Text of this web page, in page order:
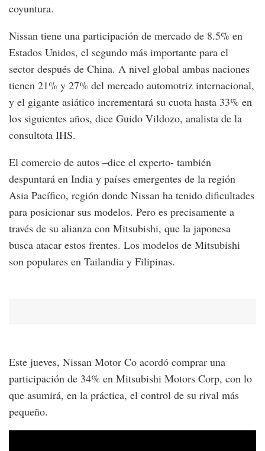
coyuntura.
Nissan tiene una participación de mercado de 8.5% en
Estados Unidos, el segundo más importante para el
sector después de China. A nivel global ambas naciones
tienen 21% y 27% del mercado automotriz internacional,
y el gigante asiático incrementará su cuota hasta 33% en
los siguientes años, dice Guido Vildozo, analista de la
consultota IHS.
El comercio de autos –dice el experto- también
despuntará en India y países emergentes de la región
Asia Pacífico, región donde Nissan ha tenido dificultades
para posicionar sus modelos. Pero es precisamente a
través de su alianza con Mitsubishi, que la japonesa
busca atacar estos frentes. Los modelos de Mitsubishi
son populares en Tailandia y Filipinas.
Este jueves, Nissan Motor Co acordó comprar una
participación de 34% en Mitsubishi Motors Corp, con lo
que asumirá, en la práctica, el control de su rival más
pequeño.